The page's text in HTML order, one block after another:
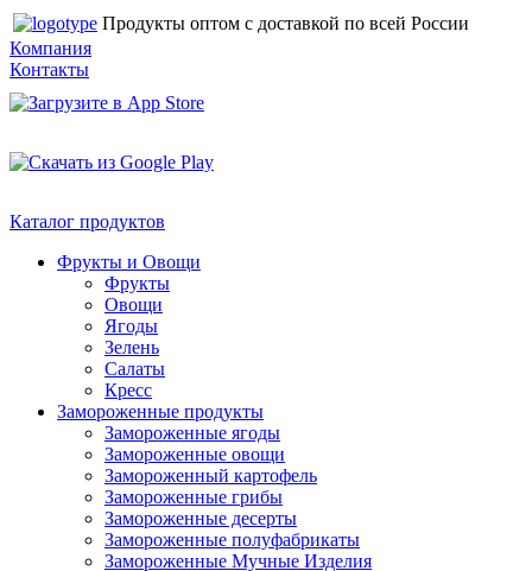
Продукты оптом с доставкой по всей России
Компания
Контакты
Каталог продуктов
Фрукты и Овощи
Фрукты
Овощи
Ягоды
Зелень
Салаты
Кресс
Замороженные продукты
Замороженные ягоды
Замороженные овощи
Замороженный картофель
Замороженные грибы
Замороженные десерты
Замороженные полуфабрикаты
Замороженные Мучные Изделия